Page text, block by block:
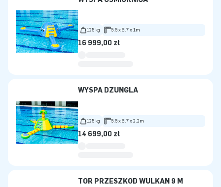
125 kg 5.5 x 6.7 x 1m
16 999,00 zł
WYSPA DŻUNGLA
125 kg 5.5 x 6.7 x 2.2m
14 699,00 zł
TOR PRZESZKÓD WULKAN 9 M